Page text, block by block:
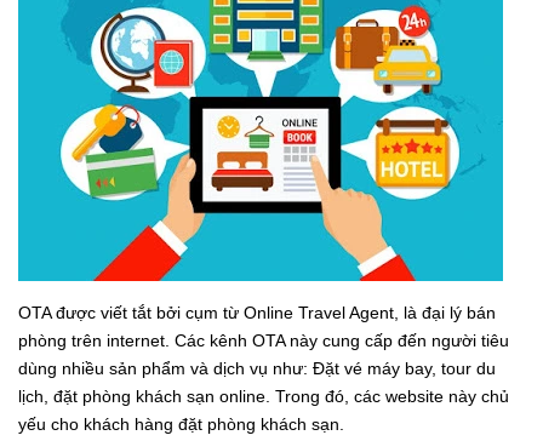
OTA được viết tắt bởi cụm từ Online Travel Agent, là đại lý bán
phòng trên internet. Các kênh OTA này cung cấp đến người tiêu
dùng nhiều sản phẩm và dịch vụ như: Đặt vé máy bay, tour du
lịch, đặt phòng khách sạn online. Trong đó, các website này chủ
yếu cho khách hàng đặt phòng khách sạn.